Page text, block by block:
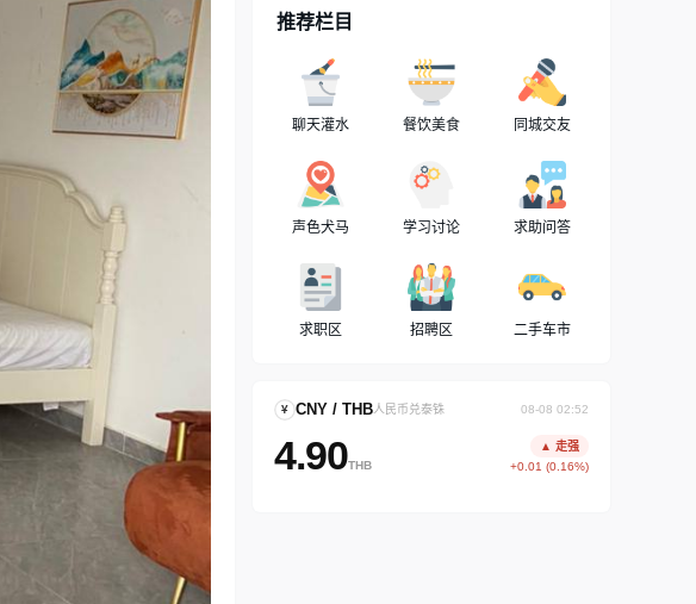
推荐栏目
聊天灌水 餐饮美食 同城交友
声色犬马 学习讨论 求助问答
求职区 招聘区 二手车市
¥ CNY / THB人民币兑泰铢 08-08 02:52
4.90THB
▲ 走强
+0.01 (0.16%)